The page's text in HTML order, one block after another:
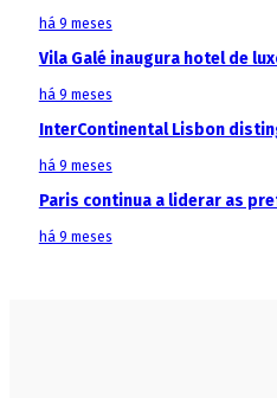
há 9 meses
Vila Galé inaugura hotel de
há 9 meses
InterContinental Lisbon
há 9 meses
Paris continua a liderar as
há 9 meses